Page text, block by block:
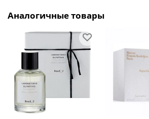
Аналогичные товары